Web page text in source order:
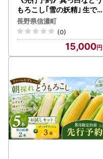
もろこし｢雪の妖精｣ 生で
食べられる ホワイトコー
ン 朝採れ直送 令和8年8
月限定出荷 ファームかず
と【長野県信濃町ふるさと
納税】
長野県信濃町
(0)
15,000